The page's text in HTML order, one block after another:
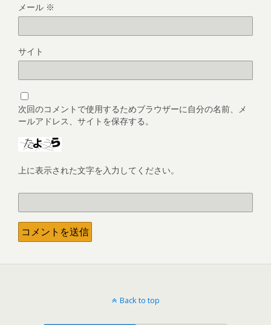
メール ※
サイト
次回のコメントで使用するためブラウザーに自分の名前、メ
ールアドレス、サイトを保存する。
上に表示された文字を入力してください。
Back to top